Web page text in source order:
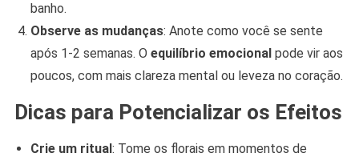
banho.
Observe as mudanças: Anote como você se sente
após 1-2 semanas. O equilíbrio emocional pode vir aos
poucos, com mais clareza mental ou leveza no coração.
Dicas para Potencializar os Efeitos
Crie um ritual : Tome os florais em momentos de